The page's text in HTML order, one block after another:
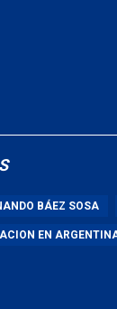
BÁEZ SOSA
EN